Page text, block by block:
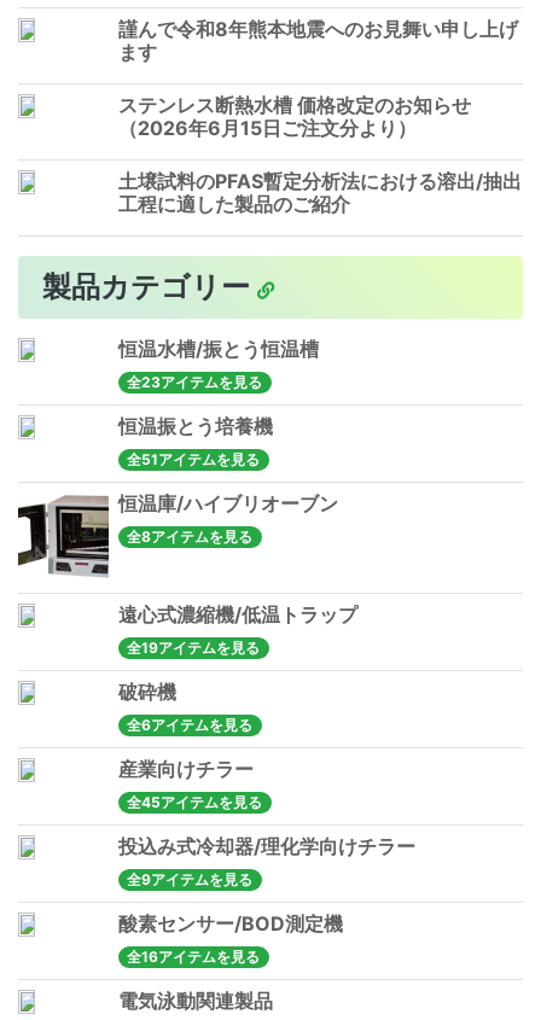
謹んで令和8年熊本地震へのお見舞い申し上げ
ます
ステンレス断熱水槽 価格改定のお知らせ
（2026年6月15日ご注文分より）
土壌試料のPFAS暫定分析法における溶出/抽出
工程に適した製品のご紹介
製品カテゴリー
恒温水槽/振とう恒温槽
全23アイテムを見る
恒温振とう培養機
全51アイテムを見る
恒温庫/ハイブリオーブン
全8アイテムを見る
遠心式濃縮機/低温トラップ
全19アイテムを見る
破砕機
全6アイテムを見る
産業向けチラー
全45アイテムを見る
投込み式冷却器/理化学向けチラー
全9アイテムを見る
酸素センサー/BOD測定機
全16アイテムを見る
電気泳動関連製品